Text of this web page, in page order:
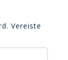
Vereiste